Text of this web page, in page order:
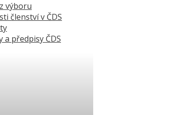
výboru
členství v ČDS
a předpisy ČDS